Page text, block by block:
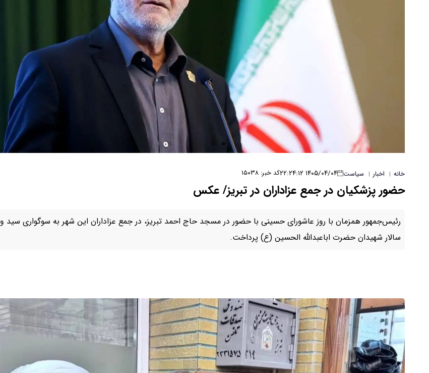
خانه | اخبار | سیاست ۱۴۰۵/۰۴/۰۴ ۲۲:۲۴:۱۲ کد خبر: ۱۵۰۳۸
حضور پزشکیان در جمع عزاداران در تبریز/ عکس
رئیس‌جمهور همزمان با روز عاشورای حسینی با حضور در مسجد حاج احمد تبریز، در جمع عزاداران این شهر به سوگواری سید و
سالار شهیدان حضرت اباعبدالله الحسین (ع) پرداخت.